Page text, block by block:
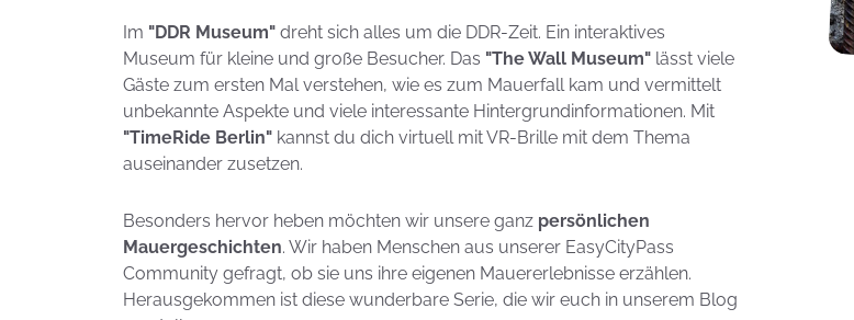
Im "DDR Museum" dreht sich alles um die DDR-Zeit. Ein interaktives
Museum für kleine und große Besucher. Das "The Wall Museum" lässt viele
Gäste zum ersten Mal verstehen, wie es zum Mauerfall kam und vermittelt
unbekannte Aspekte und viele interessante Hintergrundinformationen. Mit
"TimeRide Berlin" kannst du dich virtuell mit VR-Brille mit dem Thema
auseinander zusetzen.
Besonders hervor heben möchten wir unsere ganz persönlichen
Mauergeschichten. Wir haben Menschen aus unserer EasyCityPass
Community gefragt, ob sie uns ihre eigenen Mauererlebnisse erzählen.
Herausgekommen ist diese wunderbare Serie, die wir euch in unserem Blog